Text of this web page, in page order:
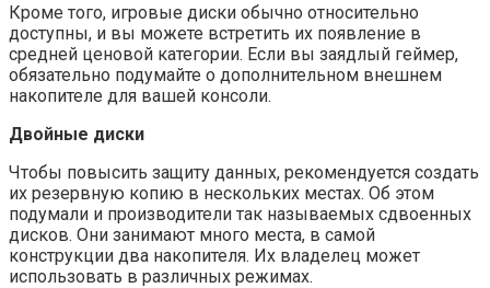
Кроме того, игровые диски обычно относительно
доступны, и вы можете встретить их появление в
средней ценовой категории. Если вы заядлый геймер,
обязательно подумайте о дополнительном внешнем
накопителе для вашей консоли.
Двойные диски
Чтобы повысить защиту данных, рекомендуется создать
их резервную копию в нескольких местах. Об этом
подумали и производители так называемых сдвоенных
дисков. Они занимают много места, в самой
конструкции два накопителя. Их владелец может
использовать в различных режимах.